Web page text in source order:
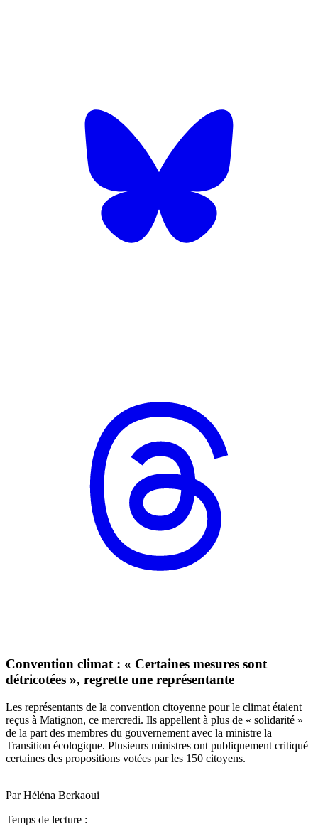
Convention climat : « Certaines mesures sont
détricotées », regrette une représentante
Les représentants de la convention citoyenne pour le climat étaient
reçus à Matignon, ce mercredi. Ils appellent à plus de « solidarité »
de la part des membres du gouvernement avec la ministre la
Transition écologique. Plusieurs ministres ont publiquement critiqué
certaines des propositions votées par les 150 citoyens.
Par Héléna Berkaoui
Temps de lecture :